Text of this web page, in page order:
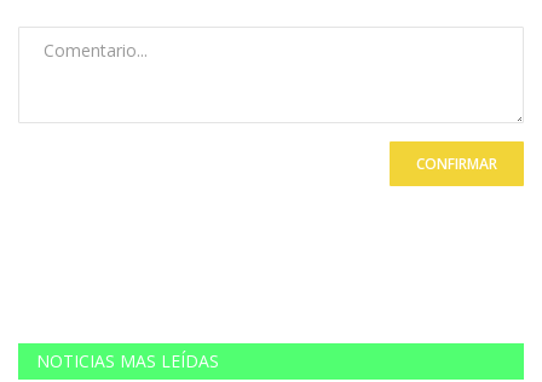
CONFIRMAR
NOTICIAS MAS LEÍDAS